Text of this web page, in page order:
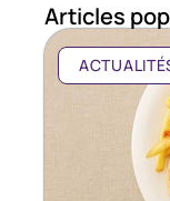
Articles